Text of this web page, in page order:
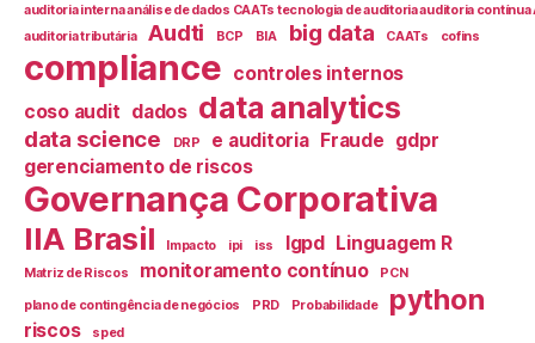
auditoria interna análise de dados CAATs tecnologia de auditoria auditoria
auditoria tributária
Audti BCP BIA big data CAATs cofins
compliance controles internos
coso audit dados data analytics
data science DRP e auditoria Fraude gdpr
gerenciamento de riscos
Governança Corporativa
IIA Brasil Impacto ipi iss lgpd Linguagem R
Matriz de Riscos monitoramento contínuo PCN
plano de contingência de negócios PRD Probabilidade python
riscos sped